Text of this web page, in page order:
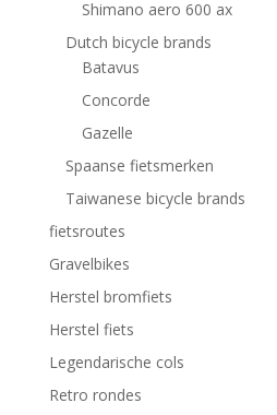
Shimano aero 600 ax
Dutch bicycle brands
Batavus
Concorde
Gazelle
Spaanse fietsmerken
Taiwanese bicycle brands
fietsroutes
Gravelbikes
Herstel bromfiets
Herstel fiets
Legendarische cols
Retro rondes